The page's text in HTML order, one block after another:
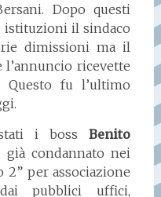
Dopo questi
istituzioni il sindaco
dimissioni ma il
ricevette
Questo fu l’ultimo
i bossBenito
già condannato nei
2” per associazione
pubblici uffici,